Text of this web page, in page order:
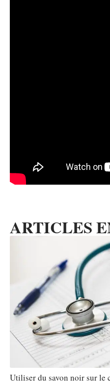
ARTICLES
Utiliser du savon noir sur le